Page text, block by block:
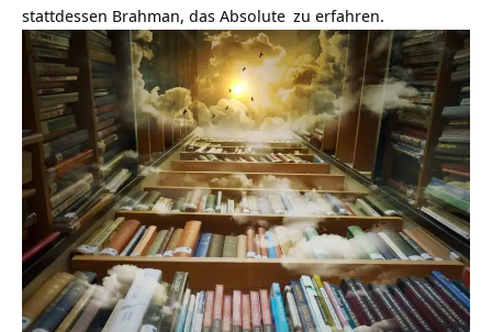
stattdessen Brahman, das Absolute zu erfahren.